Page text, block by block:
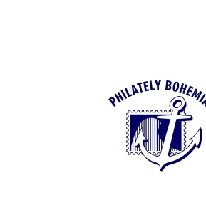
CO POTŘEBUJETE NAJÍT?
HLEDAT